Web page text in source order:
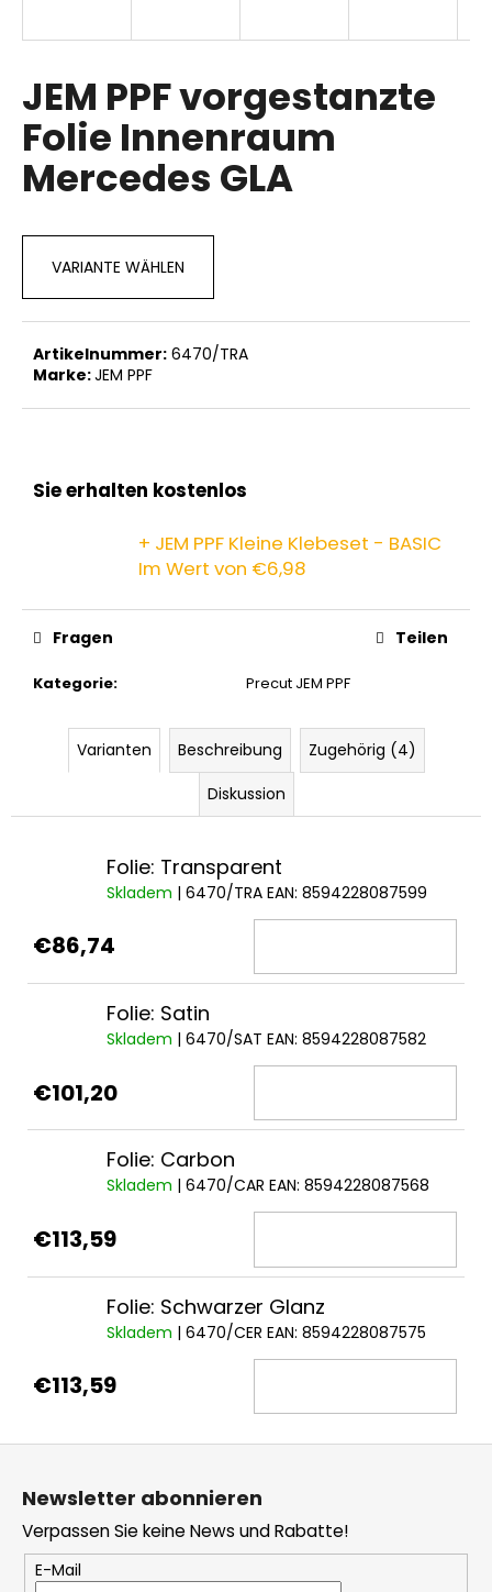
JEM PPF vorgestanzte
Folie Innenraum
Mercedes GLA
VARIANTE WÄHLEN
Artikelnummer: 6470/TRA
Marke:JEM PPF
Sie erhalten kostenlos
+ JEM PPF Kleine Klebeset - BASIC
Im Wert von €6,98
Kategorie: Precut JEM PPF
Fragen Teilen
Varianten Beschreibung
Zugehörig (4)
Diskussion
Folie: Transparent
Skladem | 6470/TRA EAN: 8594228087599
€86,74
Folie: Satin
Skladem | 6470/SAT EAN: 8594228087582
€101,20
Folie: Carbon
Skladem | 6470/CAR EAN: 8594228087568
€113,59
Folie: Schwarzer Glanz
Skladem | 6470/CER EAN: 8594228087575
€113,59
W
r
p
f
e
h
Newsletter abonnieren
Verpassen Sie keine News und Rabatte!
E-Mail